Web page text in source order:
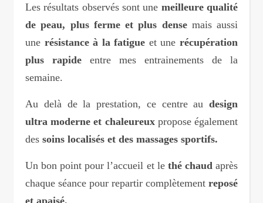
Les résultats observés sont une meilleure qualité
de peau, plus ferme et plus densemais aussi
une résistance à la fatigue et unerécupération
plus rapide entre mes entrainements de la
semaine.
Au delà de la prestation, ce centre au design
ultra moderne et chaleureuxpropose également
des soins localisés et des massages sportifs.
Un bon point pour l’accueil et le thé chaud après
chaque séance pour repartir complètement reposé
et apaisé.